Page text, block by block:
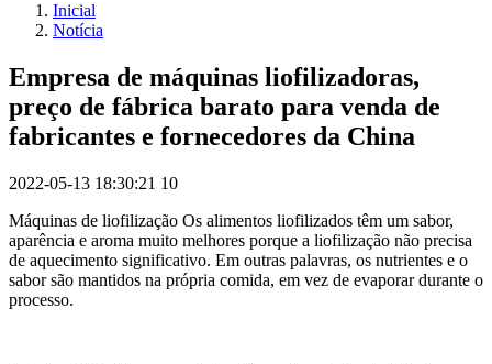
Inicial
Notícia
Empresa de máquinas liofilizadoras,
preço de fábrica barato para venda de
fabricantes e fornecedores da China
2022-05-13 18:30:21 10
Máquinas de liofilização Os alimentos liofilizados têm um sabor,
aparência e aroma muito melhores porque a liofilização não precisa
de aquecimento significativo. Em outras palavras, os nutrientes e o
sabor são mantidos na própria comida, em vez de evaporar durante o
processo.